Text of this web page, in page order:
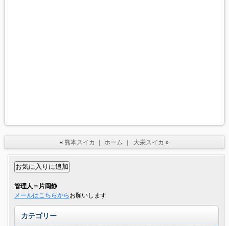
«熊本スイカ ｜ ホーム ｜ 大栄スイカ »
管理人＝片岡静
メールはこちらから お願いします
カテゴリー